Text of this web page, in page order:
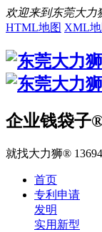
欢迎来到东莞大力
HTML地图 XML地
企业钱袋子
就找大力狮®
首页
专利申请
发明
实用新型